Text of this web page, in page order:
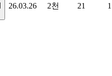
26.03.26 2천 21 1